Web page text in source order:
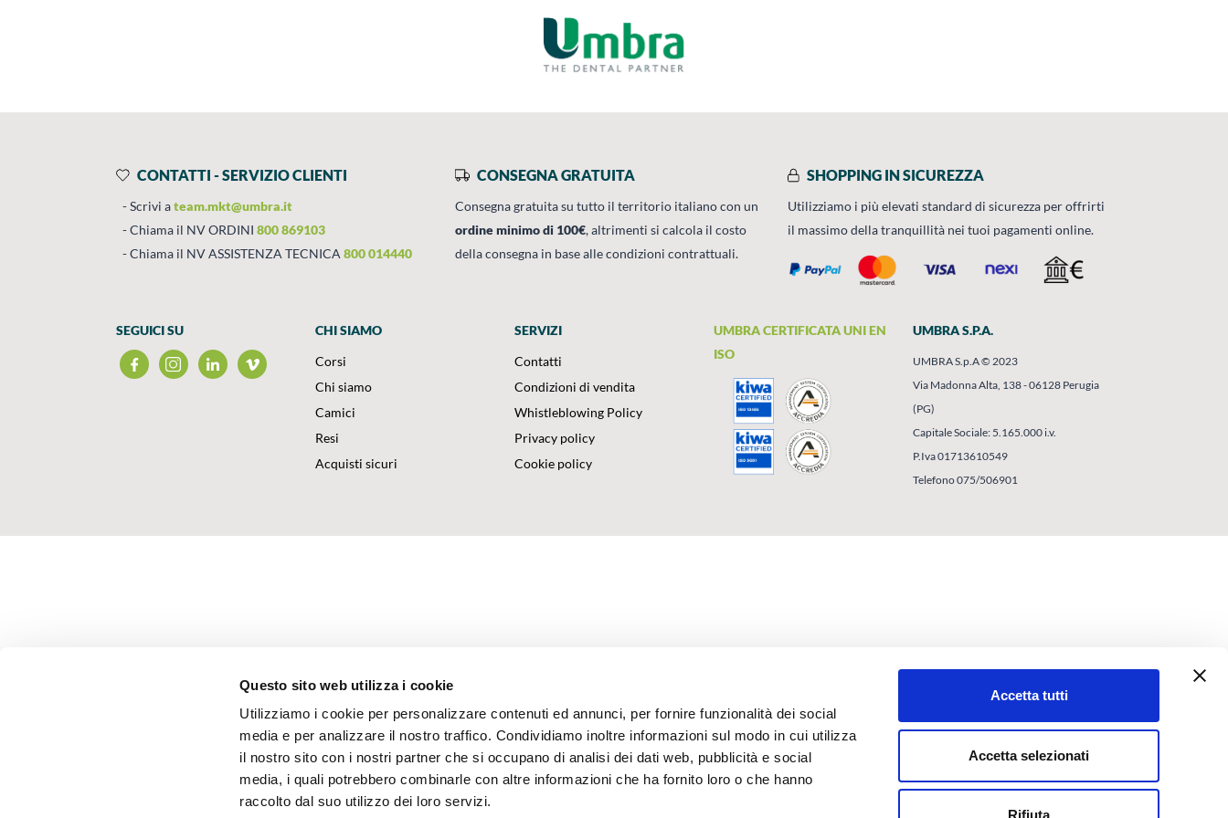
Questo sito web utilizza i cookie
Utilizziamo i cookie per personalizzare contenuti ed annunci, per fornire funzionalità dei social
media e per analizzare il nostro traffico. Condividiamo inoltre informazioni sul modo in cui utilizza
il nostro sito con i nostri partner che si occupano di analisi dei dati web, pubblicità e social
media, i quali potrebbero combinarle con altre informazioni che ha fornito loro o che hanno
raccolto dal suo utilizzo dei loro servizi.
Accetta tutti
Accetta selezionati
Rifiuta
CONTATTI - SERVIZIO CLIENTI
Scrivi ateam.mkt@umbra.it
Chiama il NV ORDINI 800 869103
Chiama il NV ASSISTENZA TECNICA 800 014440
CONSEGNA GRATUITA
Consegna gratuita su tutto il territorio italiano con un
ordine minimo di 100€, altrimenti si calcola il costo
della consegna in base alle condizioni contrattuali.
SHOPPING IN SICUREZZA
Utilizziamo i più elevati standard di sicurezza per offrirti
il massimo della tranquillità nei tuoi pagamenti online.
SEGUICI SU
CHI SIAMO
Corsi
Chi siamo
Camici
Resi
Acquisti sicuri
SERVIZI
Contatti
Condizioni di vendita
Whistleblowing Policy
Privacy policy
Cookie policy
UMBRA CERTIFICATA UNI EN
ISO
UMBRA S.P.A.
UMBRA S.p.A © 2023
Via Madonna Alta, 138 - 06128 Perugia
(PG)
Capitale Sociale: 5.165.000 i.v.
P.Iva 01713610549
Telefono 075/506901